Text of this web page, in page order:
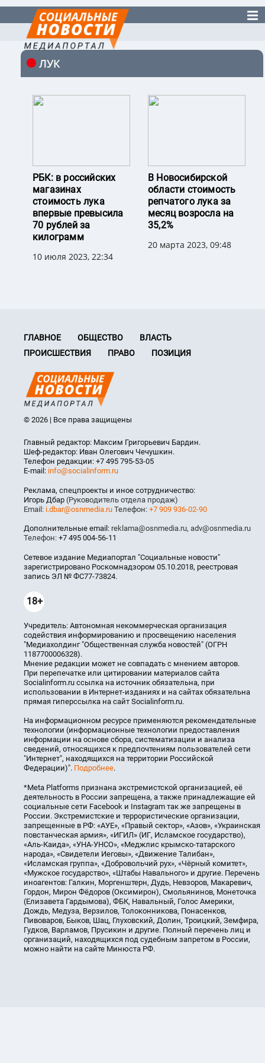
ЛУК
РБК: в российских
магазинах
стоимость лука
впервые превысила
70 рублей за
килограмм
10 июля 2023, 22:34
В Новосибирской
области стоимость
репчатого лука за
месяц возросла на
35,2%
20 марта 2023, 09:48
ГЛАВНОЕ ОБЩЕСТВО
ВЛАСТЬ
ПРОИСШЕСТВИЯ
ПРАВО ПОЗИЦИЯ
© 2026 | Все права защищены
Главный редактор: Максим Григорьевич Бардин.
Шеф-редактор: Иван Олегович Чечушкин.
Телефон редакции: +7 495 795-53-05
E-mail: info@socialinform.ru
Реклама, спецпроекты и иное сотрудничество:
Игорь Дбар (Руководитель отдела продаж)
Email: i.dbar@osnmedia.ru Телефон: +7 909 936-02-90
Дополнительные email: reklama@osnmedia.ru, adv@osnmedia.ru
Телефон: +7 495 004-56-11
Сетевое издание Медиапортал "Социальные новости"
зарегистрировано Роскомнадзором 05.10.2018, реестровая
запись ЭЛ № ФС77-73824.
18+
Учредитель: Автономная некоммерческая организация
содействия информированию и просвещению населения
"Медиахолдинг "Общественная служба новостей" (ОГРН
1187700006328).
Мнение редакции может не совпадать с мнением авторов.
При перепечатке или цитировании материалов сайта
Socialinform.ru ссылка на источник обязательна, при
использовании в Интернет-изданиях и на сайтах обязательна
прямая гиперссылка на сайт Socialinform.ru.
На информационном ресурсе применяются рекомендательные
технологии (информационные технологии предоставления
информации на основе сбора, систематизации и анализа
сведений, относящихся к предпочтениям пользователей сети
"Интернет", находящихся на территории Российской
Федерации)". Подробнее.
*Meta Platforms признана экстремистской организацией, её
деятельность в России запрещена, а также принадлежащие ей
социальные сети Facebook и Instagram так же запрещены в
России. Экстремистские и террористические организации,
запрещенные в РФ: «АУЕ», «Правый сектор», «Азов», «Украинская
повстанческая армия», «ИГИЛ» (ИГ, Исламское государство),
«Аль-Каида», «УНА-УНСО», «Меджлис крымско-татарского
народа», «Свидетели Иеговы», «Движение Талибан»,
«Исламская группа», «Добровольчий рух», «Чёрный комитет»,
«Мужское государство», «Штабы Навального» и другие. Перечень
иноагентов: Галкин, Моргенштерн, Дудь, Невзоров, Макаревич,
Гордон, Мирон Фёдоров (Оксимирон), Смольянинов, Монеточка
(Елизавета Гардымова), ФБК, Навальный, Голос Америки,
Дождь, Медуза, Верзилов, Толоконникова, Понасенков,
Пивоваров, Быков, Шац, Глуховский, Долин, Троицкий, Земфира,
Гудков, Варламов, Прусикин и другие. Полный перечень лиц и
организаций, находящихся под судебным запретом в России,
можно найти на сайте Минюста РФ.